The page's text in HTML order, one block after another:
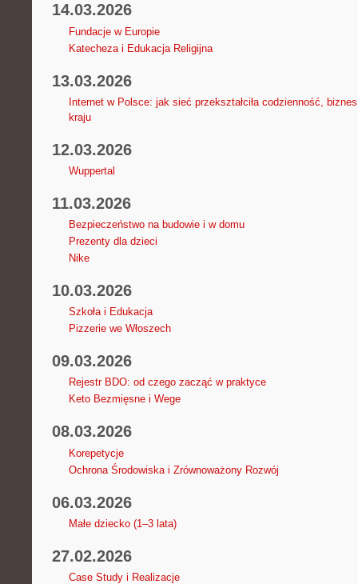
14.03.2026
Fundacje w Europie
Katecheza i Edukacja Religijna
13.03.2026
Internet w Polsce: jak sieć przekształciła codzienność,
kraju
12.03.2026
Wuppertal
11.03.2026
Bezpieczeństwo na budowie i w domu
Prezenty dla dzieci
Nike
10.03.2026
Szkoła i Edukacja
Pizzerie we Włoszech
09.03.2026
Rejestr BDO: od czego zacząć w praktyce
Keto Bezmięsne i Wege
08.03.2026
Korepetycje
Ochrona Środowiska i Zrównoważony Rozwój
06.03.2026
Małe dziecko (1–3 lata)
27.02.2026
Case Study i Realizacje